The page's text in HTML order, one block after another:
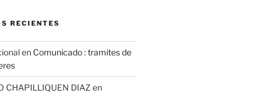
RECIENTES
en Comunicado : tramites de
CHAPILLIQUEN DIAZ en